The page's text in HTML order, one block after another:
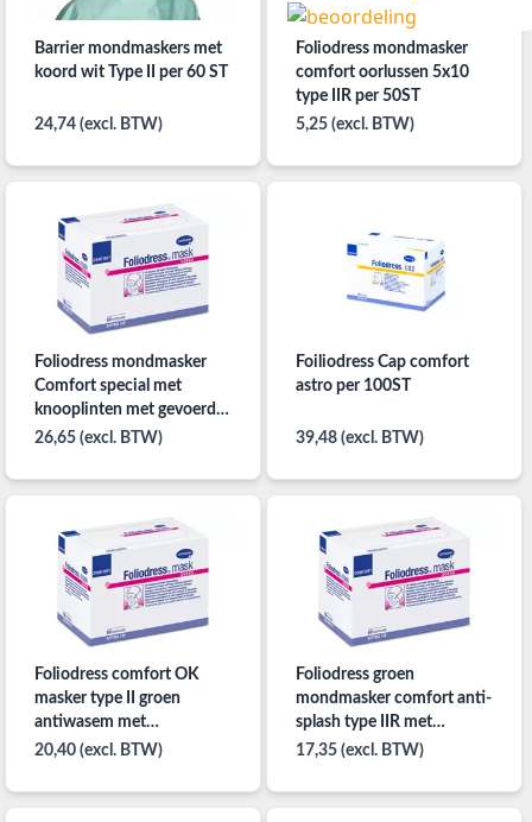
Barrier mondmaskers met
koord wit Type II per 60 ST
24,74 (excl. BTW)
Foliodress mondmasker
comfort oorlussen 5x10
type IIR per 50ST
5,25 (excl. BTW)
Foliodress mondmasker
Comfort special met
knooplinten met gevoerd
neusstuk type II per 50ST
26,65 (excl. BTW)
Foiliodress Cap comfort
astro per 100ST
39,48 (excl. BTW)
Foliodress comfort OK
masker type II groen
antiwasem met
knooplinten per 50ST
20,40 (excl. BTW)
Foliodress groen
mondmasker comfort anti-
splash type IIR met
knooplinten per 40ST
17,35 (excl. BTW)